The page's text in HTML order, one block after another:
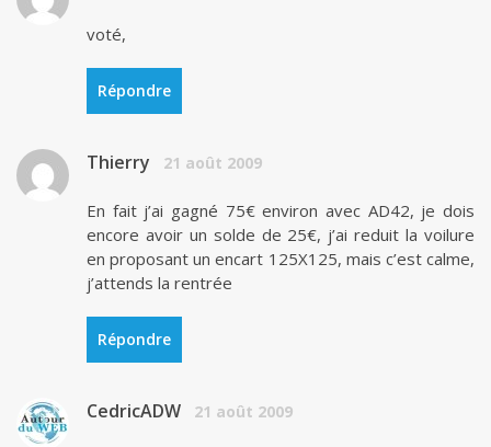
voté,
Répondre
Thierry 21 août 2009
En fait j’ai gagné 75€ environ avec AD42, je dois
encore avoir un solde de 25€, j’ai reduit la voilure
en proposant un encart 125X125, mais c’est calme,
j’attends la rentrée
Répondre
CedricADW 21 août 2009